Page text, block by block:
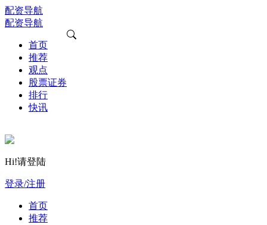
配资导航
配资导航
首页
推荐
观点
股票证券
排行
快讯
Hi!请登陆
登录/注册
首页
推荐